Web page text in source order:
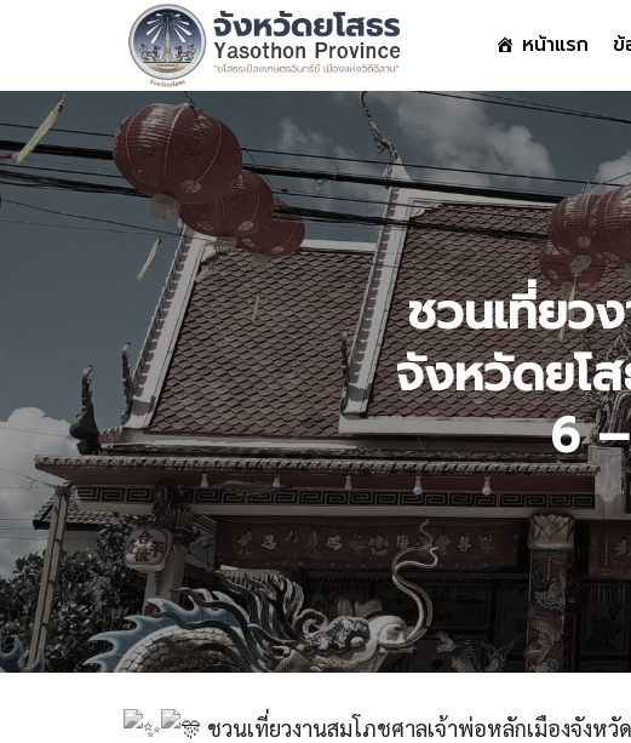
หน้าแรก
Search
for:
ชวนเที่ยว
จังหวัดยโ
6
ชวนเที่ยวงานสมโภชศาลเจ้าพ่อหลักเมืองจังหวั